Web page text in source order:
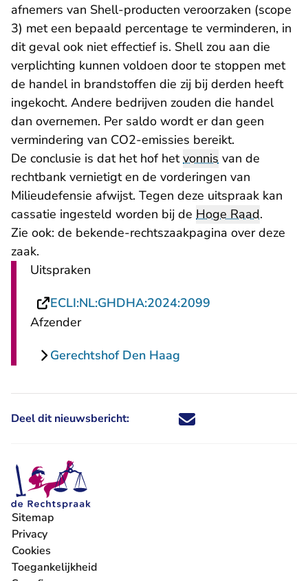
afnemers van Shell-producten veroorzaken (scope
3) met een bepaald percentage te verminderen, in
dit geval ook niet effectief is. Shell zou aan die
verplichting kunnen voldoen door te stoppen met
de handel in brandstoffen die zij bij derden heeft
ingekocht. Andere bedrijven zouden die handel
dan overnemen. Per saldo wordt er dan geen
vermindering van CO2-emissies bereikt.
De conclusie is dat het hof hetvonnis van de
rechtbank vernietigt en de vorderingen van
Milieudefensie afwijst. Tegen deze uitspraak kan
cassatie ingesteld worden bij de Hoge Raad.
Zie ook: de bekende-rechtszaakpagina over deze
zaak.
Uitspraken
ECLI:NL:GHDHA:2024:2099
Afzender
Gerechtshof Den Haag
Deel dit nieuwsbericht: Deel dit nieuwsbericht via X -
Deel dit nieuwsbericht via
Deel dit nieuwsbericht
Deel dit
Sitemap
Privacy
Cookies
Toegankelijkheid